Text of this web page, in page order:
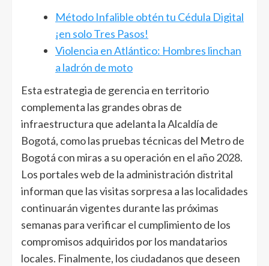
Método Infalible obtén tu Cédula Digital
¡en solo Tres Pasos!
Violencia en Atlántico: Hombres linchan
a ladrón de moto
Esta estrategia de gerencia en territorio
complementa las grandes obras de
infraestructura que adelanta la Alcaldía de
Bogotá, como las pruebas técnicas del Metro de
Bogotá con miras a su operación en el año 2028.
Los portales web de la administración distrital
informan que las visitas sorpresa a las localidades
continuarán vigentes durante las próximas
semanas para verificar el cumplimiento de los
compromisos adquiridos por los mandatarios
locales. Finalmente, los ciudadanos que deseen